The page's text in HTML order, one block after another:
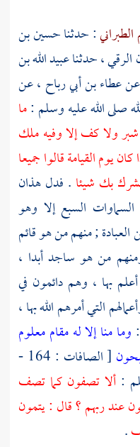
: حدثناحسين بن
الرقي، حدثناعبيد الله بن
عطاء بن أبي رباح ، عن
صلى الله عليه وسلم :ما
ولا كف إلا وفيه ملك
يوم القيامة قالوا جميعا
بك شيئا . فدل هذان
السبع إلا وهو
; منهم من هو قائم
من هو ساجد أبدا ،
بها ، وهم دائمون في
التي أمرهم الله بها ،
وما منا إلا له مقام معلوم
[ الصافات : 164 -
ألا تصفون كما تصف
عند ربهم ؟ قال : يتمون
.